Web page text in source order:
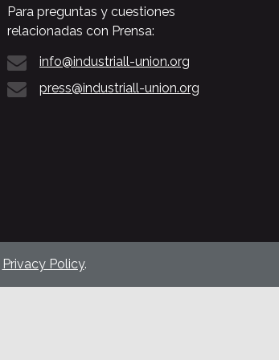
Para preguntas y cuestiones
relacionadas con Prensa:
info@industriall-union.org
press@industriall-union.org
Privacy Policy.